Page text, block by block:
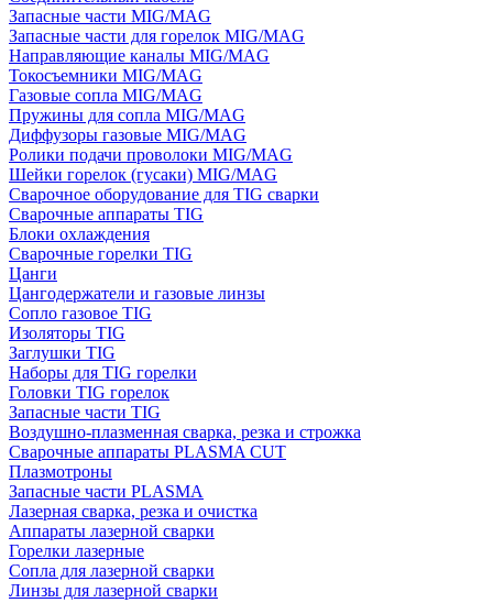
Запасные части MIG/MAG
Запасные части для горелок MIG/MAG
Направляющие каналы MIG/MAG
Токосъемники MIG/MAG
Газовые сопла MIG/MAG
Пружины для сопла MIG/MAG
Диффузоры газовые MIG/MAG
Ролики подачи проволоки MIG/MAG
Шейки горелок (гусаки) MIG/MAG
Сварочное оборудование для TIG сварки
Сварочные аппараты TIG
Блоки охлаждения
Сварочные горелки TIG
Цанги
Цангодержатели и газовые линзы
Сопло газовое TIG
Изоляторы TIG
Заглушки TIG
Наборы для TIG горелки
Головки TIG горелок
Запасные части TIG
Воздушно-плазменная сварка, резка и строжка
Сварочные аппараты PLASMA CUT
Плазмотроны
Запасные части PLASMA
Лазерная сварка, резка и очистка
Аппараты лазерной сварки
Горелки лазерные
Сопла для лазерной сварки
Линзы для лазерной сварки